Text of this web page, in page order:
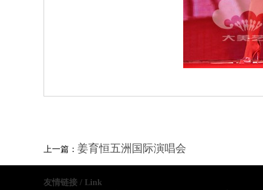
上一篇： 姜育恒五洲国际演唱会
友情链接 / Link